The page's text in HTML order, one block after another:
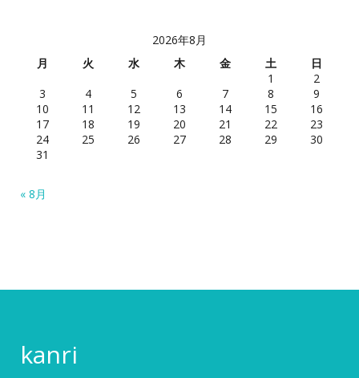
2026年8月
月
火 水 木 金 土
日
1
2
3
4 5 6 7 8
9
10
11 12 13 14 15
16
17
18 19 20 21 22
23
24
25 26 27 28 29
30
31
« 8月
kanri